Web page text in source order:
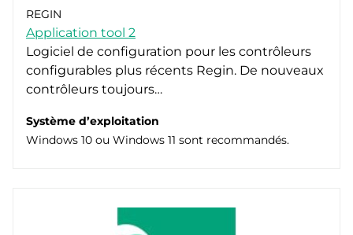
REGIN
Application tool 2
Logiciel de configuration pour les contrôleurs
configurables plus récents Regin. De nouveaux
contrôleurs toujours…
Système d’exploitation
Windows 10 ou Windows 11 sont recommandés.